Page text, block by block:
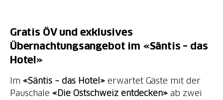
Gratis ÖV und exklusives
Übernachtungsangebot im «Säntis – das
Hotel»
Im «Säntis – das Hotel»erwartet Gäste mit der
Pauschale «Die Ostschweiz entdecken» ab zwei